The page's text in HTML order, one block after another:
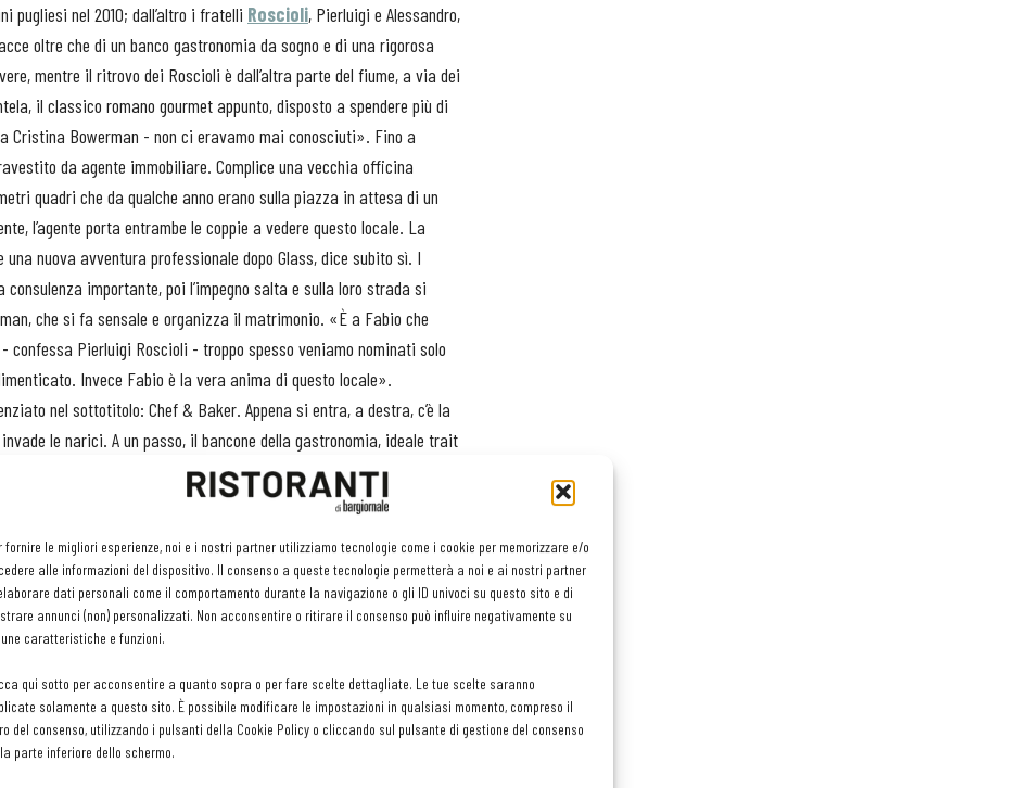
fornire le migliori esperienze, noi e i nostri partner utilizziamo tecnologie come i cookie per memorizzare e/o
alle informazioni del dispositivo. Il consenso a queste tecnologie permetterà a noi e ai nostri partner
dati personali come il comportamento durante la navigazione o gli ID univoci su questo sito e di
annunci (non) personalizzati. Non acconsentire o ritirare il consenso può influire negativamente su
caratteristiche e funzioni.
qui sotto per acconsentire a quanto sopra o per fare scelte dettagliate. Le tue scelte saranno
solamente a questo sito. È possibile modificare le impostazioni in qualsiasi momento, compreso il
del consenso, utilizzando i pulsanti della Cookie Policy o cliccando sul pulsante di gestione del consenso
parte inferiore dello schermo.
pugliesi nel 2010; dall’altro i fratelli Roscioli, Pierluigi e Alessandro,
oltre che di un banco gastronomia da sogno e di una rigorosa
mentre il ritrovo dei Roscioli è dall’altra parte del fiume, a via dei
il classico romano gourmet appunto, disposto a spendere più di
Cristina Bowerman - non ci eravamo mai conosciuti». Fino a
da agente immobiliare. Complice una vecchia officina
quadri che da qualche anno erano sulla piazza in attesa di un
l’agente porta entrambe le coppie a vedere questo locale. La
nuova avventura professionale dopo Glass, dice subito sì. I
importante, poi l’impegno salta e sulla loro strada si
che si fa sensale e organizza il matrimonio. «È a Fabio che
Pierluigi Roscioli - troppo spesso veniamo nominati solo
Invece Fabio è la vera anima di questo locale».
nel sottotitolo: Chef & Baker. Appena si entra, a destra, c’è la
le narici. A un passo, il bancone della gastronomia, ideale trait
di questo locale a due facce. Qui si affettano i ricercati salumi e
sfornati caldi dalla panetteria. La stessa selezione di salumi e
gli affumicati come il salmone norvegese o le conserve fra cui le
sia a pranzo sia a cena. Gli altri piatti in carta sono invece
cucina più istintiva rispetto a Glass». Piatti relativamente
rispetto a quelli del ristorante stellato di Trastevere. E oltre la metà
Bowerman non ha abbandonato per la sua nuova creatura, anzi.
del pranzo da Romeo, continua con quello della cena da Glass (che